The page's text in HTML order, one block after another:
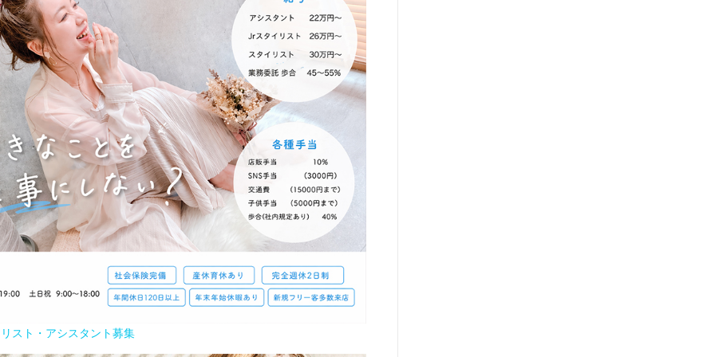
スト・アシスタント募集